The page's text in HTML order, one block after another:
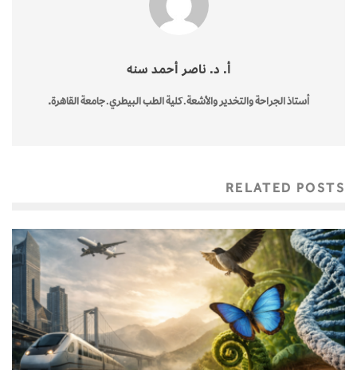
أ. د. ناصر أحمد سنه
أستاذ الجراحة والتخدير والأشعة ـ كلية الطب البيطري ـ جامعة القاهرة.
RELATED POSTS